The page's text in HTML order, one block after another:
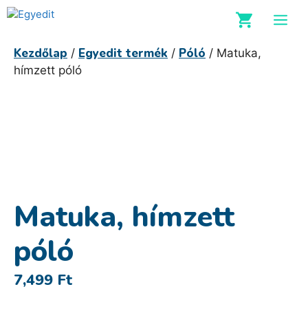
Kilépés
Kezdőlap / Egyedit termék / Póló / Matuka,
hímzett póló
Matuka, hímzett
póló
7,499 Ft